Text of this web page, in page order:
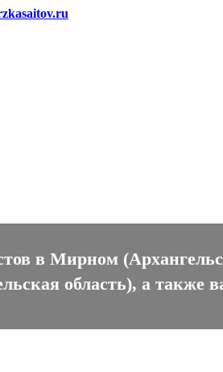
в Мирном
область), а также